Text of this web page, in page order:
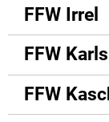
FFW Irrel
FFW
FFW